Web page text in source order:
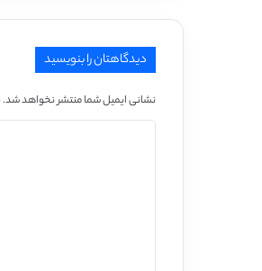
دیدگاهتان را بنویسید
نشانی ایمیل شما منتشر نخواهد شد.